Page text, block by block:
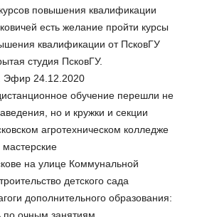
повышения квалификации
есть желание пройти курсы
квалификации от ПсковГУ
студия ПсковГУ.
Эфир 24.12.2020
обучение перешли не
но и кружки и секции
агротехническом колледже
на улице Коммунальной
детского сада
дополнительного образования: